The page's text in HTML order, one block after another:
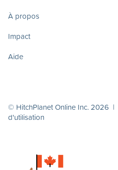
À propos
Impact
Aide
© HitchPlanet Online Inc. 2026 |
d'utilisation